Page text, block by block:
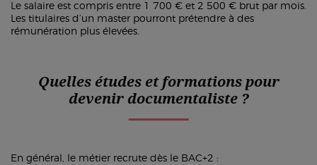
Le salaire est compris entre 1 700 € et 2 500 € brut par mois.
Les titulaires d’un master pourront prétendre à des
rémunération plus élevées.
Quelles études et formations pour
devenir documentaliste ?
En général, le métier recrute dès le BAC+2 :